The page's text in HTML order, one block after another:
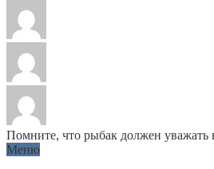
Помните, что рыбак должен уважать
Меню